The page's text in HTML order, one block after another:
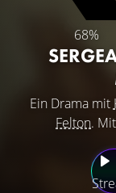
68%
Ein Drama mit
Felton.